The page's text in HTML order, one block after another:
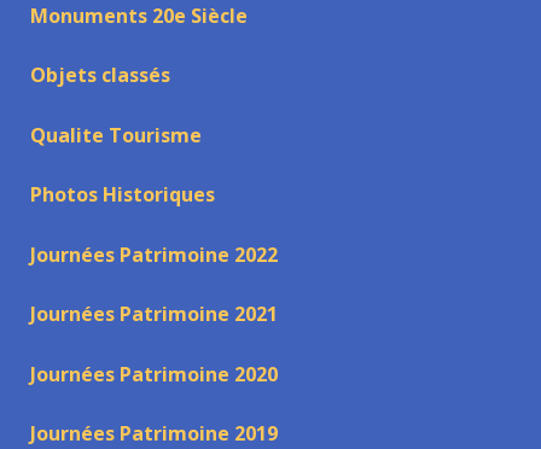
Monuments 20e Siècle
Objets classés
Qualite Tourisme
Photos Historiques
Journées Patrimoine 2022
Journées Patrimoine 2021
Journées Patrimoine 2020
Journées Patrimoine 2019